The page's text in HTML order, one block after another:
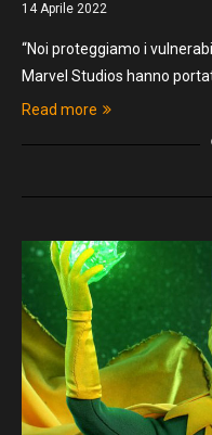
14 Aprile 2022
“Noi proteggiamo i
Marvel Studios hanno
Read more